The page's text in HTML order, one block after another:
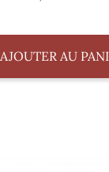
AJOUTER AU